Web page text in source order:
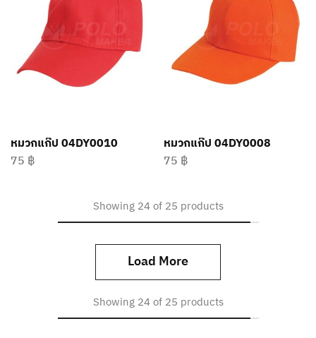
หมวกแก๊ป 04DY0010
75 ฿
หมวกแก๊ป 04DY0008
75 ฿
Showing24of 25 products
Load More
Showing24of 25 products